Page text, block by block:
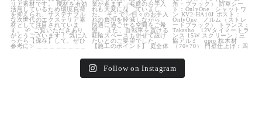
Follow on Instagram